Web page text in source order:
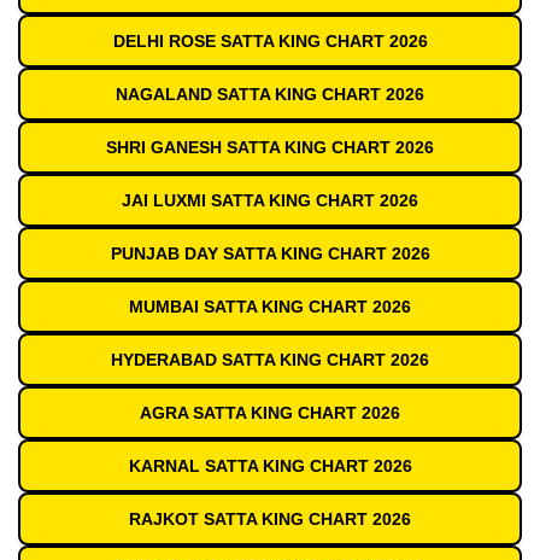
DELHI ROSE SATTA KING CHART 2026
NAGALAND SATTA KING CHART 2026
SHRI GANESH SATTA KING CHART 2026
JAI LUXMI SATTA KING CHART 2026
PUNJAB DAY SATTA KING CHART 2026
MUMBAI SATTA KING CHART 2026
HYDERABAD SATTA KING CHART 2026
AGRA SATTA KING CHART 2026
KARNAL SATTA KING CHART 2026
RAJKOT SATTA KING CHART 2026